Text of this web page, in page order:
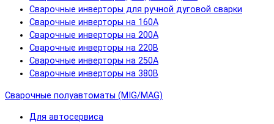
Сварочные инверторы для ручной дуговой сварки
Сварочные инверторы на 160А
Сварочные инверторы на 200А
Сварочные инверторы на 220В
Сварочные инверторы на 250А
Сварочные инверторы на 380В
Сварочные полуавтоматы (MIG/MAG)
Для автосервиса